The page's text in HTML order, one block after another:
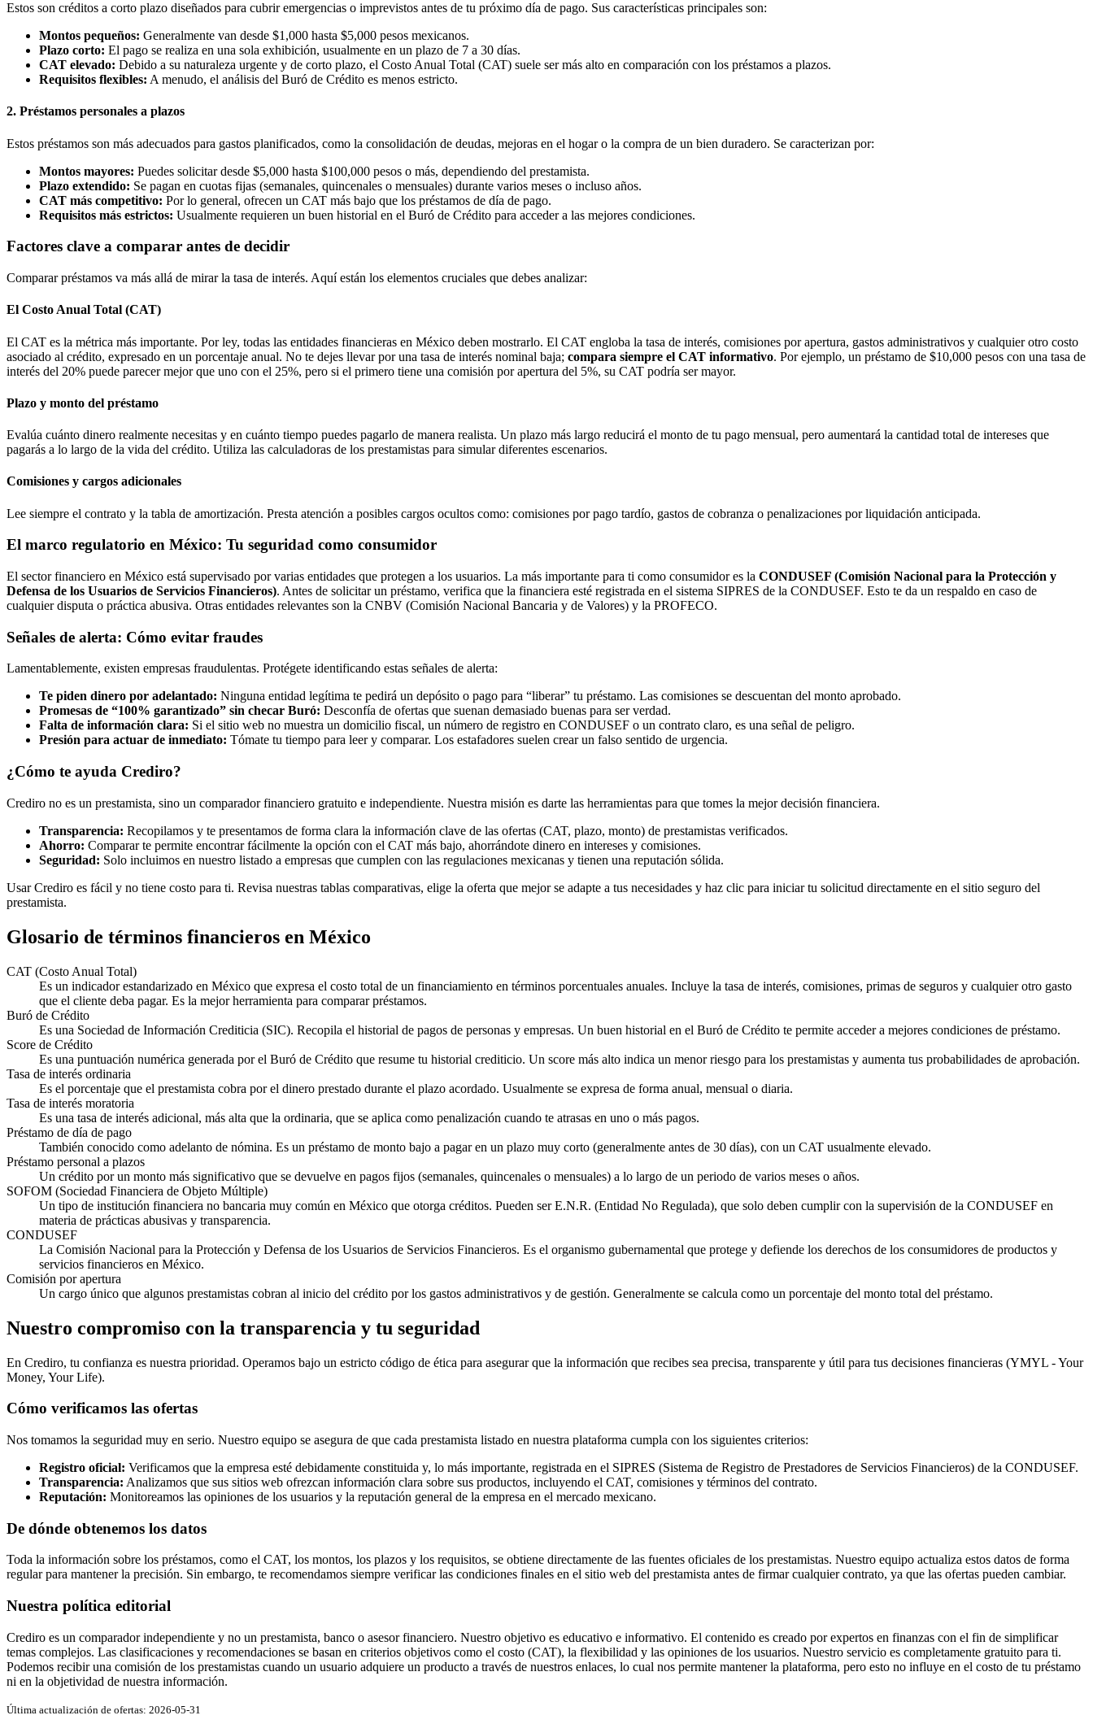
Estos son créditos a corto plazo diseñados para cubrir emergencias o imprevistos antes de tu próximo día de pago. Sus características principales son:
Montos pequeños: Generalmente van desde $1,000 hasta $5,000 pesos mexicanos.
Plazo corto: El pago se realiza en una sola exhibición, usualmente en un plazo de 7 a 30 días.
CAT elevado: Debido a su naturaleza urgente y de corto plazo, el Costo Anual Total (CAT) suele ser más alto en comparación con los préstamos a plazos.
Requisitos flexibles: A menudo, el análisis del Buró de Crédito es menos estricto.
2. Préstamos personales a plazos
Estos préstamos son más adecuados para gastos planificados, como la consolidación de deudas, mejoras en el hogar o la compra de un bien duradero. Se caracterizan por:
Montos mayores: Puedes solicitar desde $5,000 hasta $100,000 pesos o más, dependiendo del prestamista.
Plazo extendido: Se pagan en cuotas fijas (semanales, quincenales o mensuales) durante varios meses o incluso años.
CAT más competitivo: Por lo general, ofrecen un CAT más bajo que los préstamos de día de pago.
Requisitos más estrictos: Usualmente requieren un buen historial en el Buró de Crédito para acceder a las mejores condiciones.
Factores clave a comparar antes de decidir
Comparar préstamos va más allá de mirar la tasa de interés. Aquí están los elementos cruciales que debes analizar:
El Costo Anual Total (CAT)
El CAT es la métrica más importante. Por ley, todas las entidades financieras en México deben mostrarlo. El CAT engloba la tasa de interés, comisiones por apertura, gastos administrativos y cualquier otro costo
asociado al crédito, expresado en un porcentaje anual. No te dejes llevar por una tasa de interés nominal baja; compara siempre el CAT informativo. Por ejemplo, un préstamo de $10,000 pesos con una tasa de
interés del 20% puede parecer mejor que uno con el 25%, pero si el primero tiene una comisión por apertura del 5%, su CAT podría ser mayor.
Plazo y monto del préstamo
Evalúa cuánto dinero realmente necesitas y en cuánto tiempo puedes pagarlo de manera realista. Un plazo más largo reducirá el monto de tu pago mensual, pero aumentará la cantidad total de intereses que
pagarás a lo largo de la vida del crédito. Utiliza las calculadoras de los prestamistas para simular diferentes escenarios.
Comisiones y cargos adicionales
Lee siempre el contrato y la tabla de amortización. Presta atención a posibles cargos ocultos como: comisiones por pago tardío, gastos de cobranza o penalizaciones por liquidación anticipada.
El marco regulatorio en México: Tu seguridad como consumidor
El sector financiero en México está supervisado por varias entidades que protegen a los usuarios. La más importante para ti como consumidor es la CONDUSEF (Comisión Nacional para la Protección y
Defensa de los Usuarios de Servicios Financieros). Antes de solicitar un préstamo, verifica que la financiera esté registrada en el sistema SIPRES de la CONDUSEF. Esto te da un respaldo en caso de
cualquier disputa o práctica abusiva. Otras entidades relevantes son la CNBV (Comisión Nacional Bancaria y de Valores) y la PROFECO.
Señales de alerta: Cómo evitar fraudes
Lamentablemente, existen empresas fraudulentas. Protégete identificando estas señales de alerta:
Te piden dinero por adelantado: Ninguna entidad legítima te pedirá un depósito o pago para “liberar” tu préstamo. Las comisiones se descuentan del monto aprobado.
Promesas de “100% garantizado” sin checar Buró: Desconfía de ofertas que suenan demasiado buenas para ser verdad.
Falta de información clara: Si el sitio web no muestra un domicilio fiscal, un número de registro en CONDUSEF o un contrato claro, es una señal de peligro.
Presión para actuar de inmediato: Tómate tu tiempo para leer y comparar. Los estafadores suelen crear un falso sentido de urgencia.
¿Cómo te ayuda Crediro?
Crediro no es un prestamista, sino un comparador financiero gratuito e independiente. Nuestra misión es darte las herramientas para que tomes la mejor decisión financiera.
Transparencia: Recopilamos y te presentamos de forma clara la información clave de las ofertas (CAT, plazo, monto) de prestamistas verificados.
Ahorro: Comparar te permite encontrar fácilmente la opción con el CAT más bajo, ahorrándote dinero en intereses y comisiones.
Seguridad: Solo incluimos en nuestro listado a empresas que cumplen con las regulaciones mexicanas y tienen una reputación sólida.
Usar Crediro es fácil y no tiene costo para ti. Revisa nuestras tablas comparativas, elige la oferta que mejor se adapte a tus necesidades y haz clic para iniciar tu solicitud directamente en el sitio seguro del
prestamista.
Glosario de términos financieros en México
CAT (Costo Anual Total)
Es un indicador estandarizado en México que expresa el costo total de un financiamiento en términos porcentuales anuales. Incluye la tasa de interés, comisiones, primas de seguros y cualquier otro gasto
que el cliente deba pagar. Es la mejor herramienta para comparar préstamos.
Buró de Crédito
Es una Sociedad de Información Crediticia (SIC). Recopila el historial de pagos de personas y empresas. Un buen historial en el Buró de Crédito te permite acceder a mejores condiciones de préstamo.
Score de Crédito
Es una puntuación numérica generada por el Buró de Crédito que resume tu historial crediticio. Un score más alto indica un menor riesgo para los prestamistas y aumenta tus probabilidades de aprobación.
Tasa de interés ordinaria
Es el porcentaje que el prestamista cobra por el dinero prestado durante el plazo acordado. Usualmente se expresa de forma anual, mensual o diaria.
Tasa de interés moratoria
Es una tasa de interés adicional, más alta que la ordinaria, que se aplica como penalización cuando te atrasas en uno o más pagos.
Préstamo de día de pago
También conocido como adelanto de nómina. Es un préstamo de monto bajo a pagar en un plazo muy corto (generalmente antes de 30 días), con un CAT usualmente elevado.
Préstamo personal a plazos
Un crédito por un monto más significativo que se devuelve en pagos fijos (semanales, quincenales o mensuales) a lo largo de un periodo de varios meses o años.
SOFOM (Sociedad Financiera de Objeto Múltiple)
Un tipo de institución financiera no bancaria muy común en México que otorga créditos. Pueden ser E.N.R. (Entidad No Regulada), que solo deben cumplir con la supervisión de la CONDUSEF en
materia de prácticas abusivas y transparencia.
CONDUSEF
La Comisión Nacional para la Protección y Defensa de los Usuarios de Servicios Financieros. Es el organismo gubernamental que protege y defiende los derechos de los consumidores de productos y
servicios financieros en México.
Comisión por apertura
Un cargo único que algunos prestamistas cobran al inicio del crédito por los gastos administrativos y de gestión. Generalmente se calcula como un porcentaje del monto total del préstamo.
Nuestro compromiso con la transparencia y tu seguridad
En Crediro, tu confianza es nuestra prioridad. Operamos bajo un estricto código de ética para asegurar que la información que recibes sea precisa, transparente y útil para tus decisiones financieras (YMYL - Your
Money, Your Life).
Cómo verificamos las ofertas
Nos tomamos la seguridad muy en serio. Nuestro equipo se asegura de que cada prestamista listado en nuestra plataforma cumpla con los siguientes criterios:
Registro oficial: Verificamos que la empresa esté debidamente constituida y, lo más importante, registrada en el SIPRES (Sistema de Registro de Prestadores de Servicios Financieros) de la CONDUSEF.
Transparencia: Analizamos que sus sitios web ofrezcan información clara sobre sus productos, incluyendo el CAT, comisiones y términos del contrato.
Reputación: Monitoreamos las opiniones de los usuarios y la reputación general de la empresa en el mercado mexicano.
De dónde obtenemos los datos
Toda la información sobre los préstamos, como el CAT, los montos, los plazos y los requisitos, se obtiene directamente de las fuentes oficiales de los prestamistas. Nuestro equipo actualiza estos datos de forma
regular para mantener la precisión. Sin embargo, te recomendamos siempre verificar las condiciones finales en el sitio web del prestamista antes de firmar cualquier contrato, ya que las ofertas pueden cambiar.
Nuestra política editorial
Crediro es un comparador independiente y no un prestamista, banco o asesor financiero. Nuestro objetivo es educativo e informativo. El contenido es creado por expertos en finanzas con el fin de simplificar
temas complejos. Las clasificaciones y recomendaciones se basan en criterios objetivos como el costo (CAT), la flexibilidad y las opiniones de los usuarios. Nuestro servicio es completamente gratuito para ti.
Podemos recibir una comisión de los prestamistas cuando un usuario adquiere un producto a través de nuestros enlaces, lo cual nos permite mantener la plataforma, pero esto no influye en el costo de tu préstamo
ni en la objetividad de nuestra información.
Última actualización de ofertas: 2026-05-31